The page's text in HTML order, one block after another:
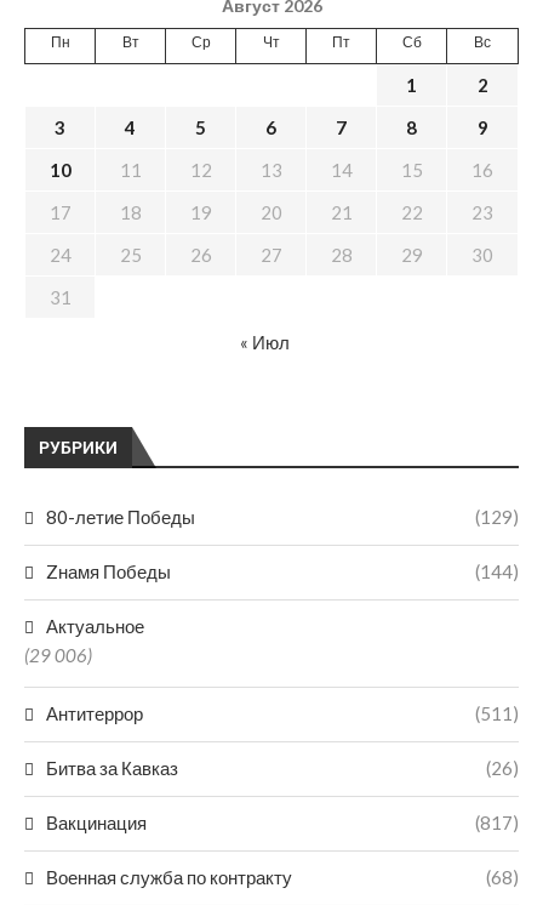
РУБРИКИ
80-летие Победы (129)
Zнамя Победы (144)
Актуальное
(29 006)
Антитеррор (511)
Битва за Кавказ (26)
Вакцинация (817)
Военная служба по контракту (68)
Август 2026
Пн Вт Ср Чт Пт Сб Вс
1
2
3
4 5 6 7 8
9
10
11 12 13 14 15
16
17
18 19 20 21 22
23
24
25 26 27 28 29
30
31
« Июл